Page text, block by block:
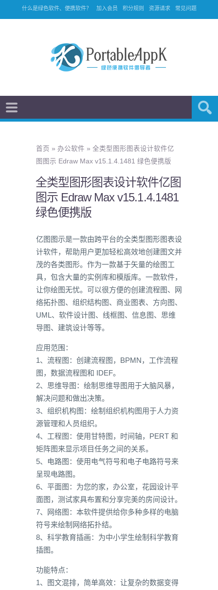
什么是绿色软件、便携软件？ 加入会员 积分规则 资源请求 常见问题
首页 » 办公软件 » 全类型图形图表设计软件亿
图图示 Edraw Max v15.1.4.1481 绿色便携版
全类型图形图表设计软件亿图
图示 Edraw Max v15.1.4.1481
绿色便携版
亿图图示是一款由跨平台的全类型图形图表设
计软件，帮助用户更加轻松高效地创建图文并
茂的各类图形。作为一款基于矢量的绘图工
具，包含大量的实例库和模版库。一款软件，
让你绘图无忧。可以很方便的创建流程图、网
络拓扑图、组织结构图、商业图表、方向图、
UML、软件设计图、线框图、信息图、思维
导图、建筑设计等等。
应用范围：
1、流程图：创建流程图，BPMN，工作流程
图，数据流程图和 IDEF。
2、思维导图：绘制思维导图用于大脑风暴，
解决问题和做出决策。
3、组织机构图：绘制组织机构图用于人力资
源管理和人员组织。
4、工程图：使用甘特图，时间轴，PERT 和
矩阵图来显示项目任务之间的关系。
5、电路图：使用电气符号和电子电路符号来
呈现电路图。
6、平面图：为您的家，办公室，花园设计平
面图，测试家具布置和分享完美的房间设计。
7、网络图：本软件提供给你多种多样的电脑
符号来绘制网络拓扑结。
8、科学教育插画：为中小学生绘制科学教育
插图。
功能特点：
1、图文混排，简单高效：让复杂的数据变得